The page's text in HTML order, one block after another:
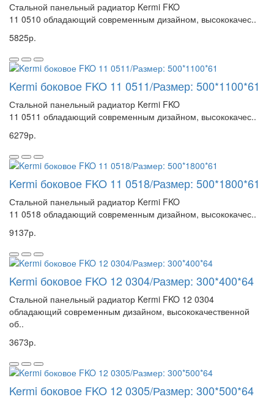
Стальной панельный радиатор Kermi FKO
11 0510 обладающий современным дизайном, высококачес..
5825р.
Kermi боковое FKO 11 0511/Размер: 500*1100*61
Стальной панельный радиатор Kermi FKO
11 0511 обладающий современным дизайном, высококачес..
6279р.
Kermi боковое FKO 11 0518/Размер: 500*1800*61
Стальной панельный радиатор Kermi FKO
11 0518 обладающий современным дизайном, высококачес..
9137р.
Kermi боковое FKO 12 0304/Размер: 300*400*64
Стальной панельный радиатор Kermi FKO 12 0304
обладающий современным дизайном, высококачественной
об..
3673р.
Kermi боковое FKO 12 0305/Размер: 300*500*64